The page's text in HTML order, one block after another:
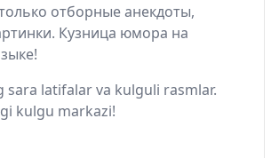
отборные анекдоты,
Кузница юмора на
sara latifalar va kulguli rasmlar.
kulgu markazi!